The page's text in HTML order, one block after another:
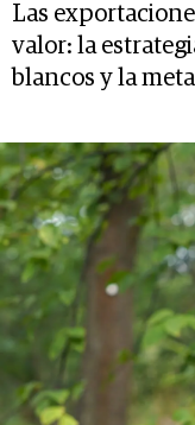
Las
valor: la
blancos y la